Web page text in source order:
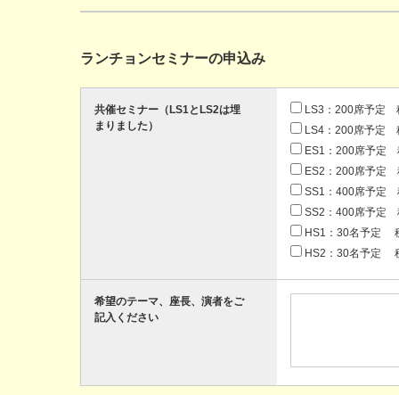
ランチョンセミナーの申込み
共催セミナー（LS1とLS2は埋
まりました）
LS3：200席予定
LS4：200席予定
ES1：200席予定
ES2：200席予定
SS1：400席予定
SS2：400席予定
HS1：30名予定
HS2：30名予定
希望のテーマ、座長、演者をご
記入ください